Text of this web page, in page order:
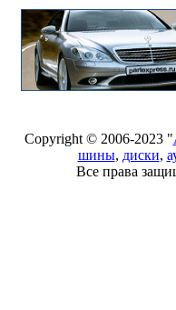
Copyright © 2006-2023 "
шины, диски,
Все права